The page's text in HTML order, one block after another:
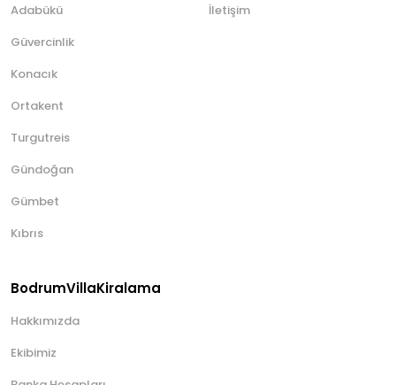
Adabükü
Güvercinlik
Konacık
Ortakent
Turgutreis
Gündoğan
Gümbet
Kıbrıs
İletişim
BodrumVillaKiralama
Hakkımızda
Ekibimiz